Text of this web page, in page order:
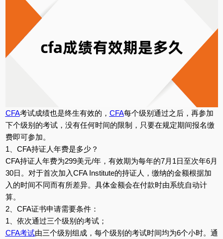
CFA考试成绩也是终生有效的， CFA每个级别通过之后，再参加
下个级别的考试，没有任何时间的限制，只要在规定期间报名缴
费即可参加。
1、CFA持证人年费是多少？
CFA持证人年费为299美元/年，有效期为每年的7月1日至次年6月
30日。对于首次加入CFA Institute的持证人，缴纳的金额根据加
入的时间不同而有所差异。具体金额会在付款时由系统自动计
算。
2、CFA证书申请需要条件：
1、依次通过三个级别的考试；
CFA考试由三个级别组成，每个级别的考试时间均为6个小时。通